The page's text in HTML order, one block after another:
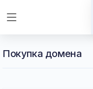
Покупка домена